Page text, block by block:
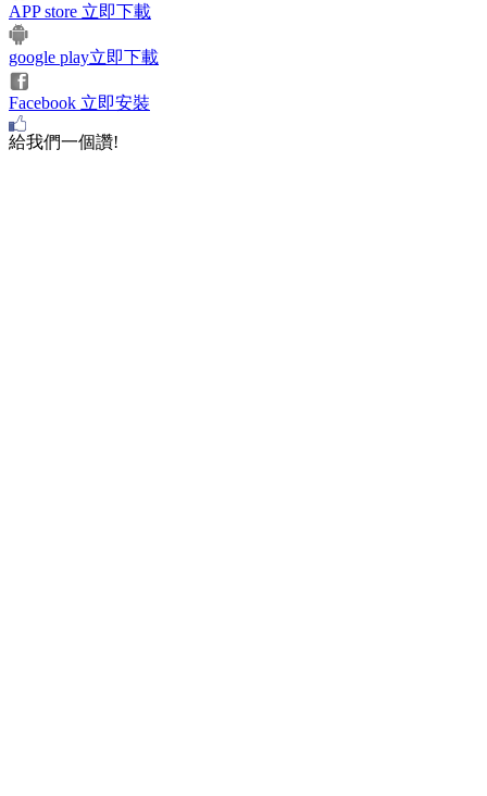
APP store 立即下載
google play立即下載
Facebook 立即安裝
給我們一個讚!